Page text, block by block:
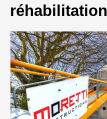
réhabilitation